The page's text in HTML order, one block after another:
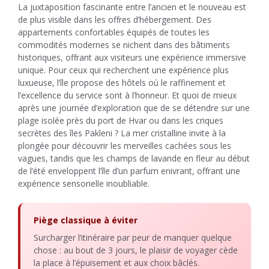
La juxtaposition fascinante entre l’ancien et le nouveau est
de plus visible dans les offres d’hébergement. Des
appartements confortables équipés de toutes les
commodités modernes se nichent dans des bâtiments
historiques, offrant aux visiteurs une expérience immersive
unique. Pour ceux qui recherchent une expérience plus
luxueuse, l’île propose des hôtels où le raffinement et
l’excellence du service sont à l’honneur. Et quoi de mieux
après une journée d’exploration que de se détendre sur une
plage isolée près du port de Hvar ou dans les criques
secrètes des îles Pakleni ? La mer cristalline invite à la
plongée pour découvrir les merveilles cachées sous les
vagues, tandis que les champs de lavande en fleur au début
de l’été enveloppent l’île d’un parfum enivrant, offrant une
expérience sensorielle inoubliable.
Piège classique à éviter
Surcharger l’itinéraire par peur de manquer quelque
chose : au bout de 3 jours, le plaisir de voyager cède
la place à l’épuisement et aux choix bâclés.